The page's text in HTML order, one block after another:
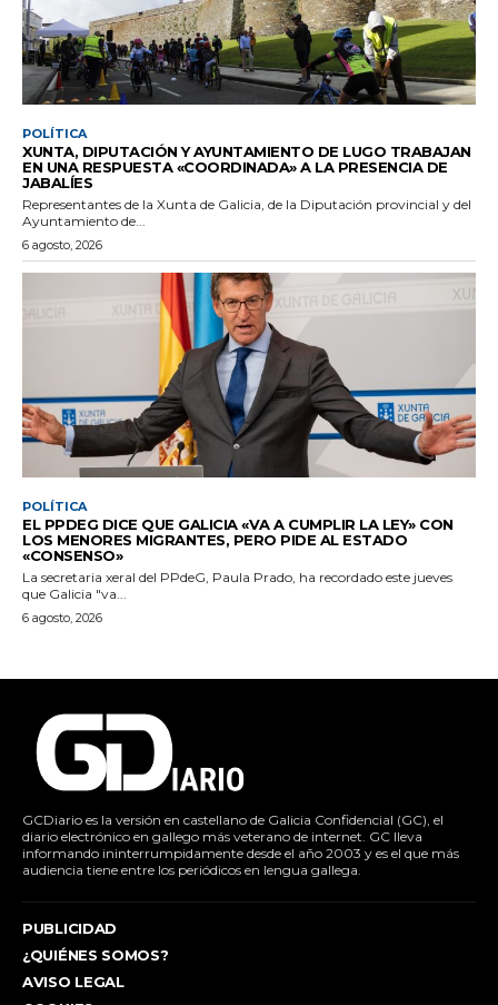
POLÍTICA
XUNTA, DIPUTACIÓN Y AYUNTAMIENTO DE LUGO TRABAJAN
EN UNA RESPUESTA «COORDINADA» A LA PRESENCIA DE
JABALÍES
Representantes de la Xunta de Galicia, de la Diputación provincial y del
Ayuntamiento de...
6 agosto, 2026
POLÍTICA
EL PPDEG DICE QUE GALICIA «VA A CUMPLIR LA LEY» CON
LOS MENORES MIGRANTES, PERO PIDE AL ESTADO
«CONSENSO»
La secretaria xeral del PPdeG, Paula Prado, ha recordado este jueves
que Galicia "va...
6 agosto, 2026
GCDiario es la versión en castellano de Galicia Confidencial (GC), el
diario electrónico en gallego más veterano de internet. GC lleva
informando ininterrumpidamente desde el año 2003 y es el que más
audiencia tiene entre los periódicos en lengua gallega.
PUBLICIDAD
¿QUIÉNES SOMOS?
AVISO LEGAL